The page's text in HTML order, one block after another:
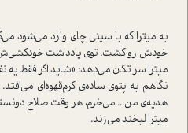
به میترا که با سینی چای وارد می‌شود
خودش رو کشت. توی یادداشت خودکشی‌ش
میترا سر تکان می‌دهد: «شاید اگر فقط
نگاهم به پتوی ساده‌ی کرم‌قهوه‌ای
هدیه‌ی من... می‌خرم، هر وقت صلاح
میترا لبخند می‌زند.